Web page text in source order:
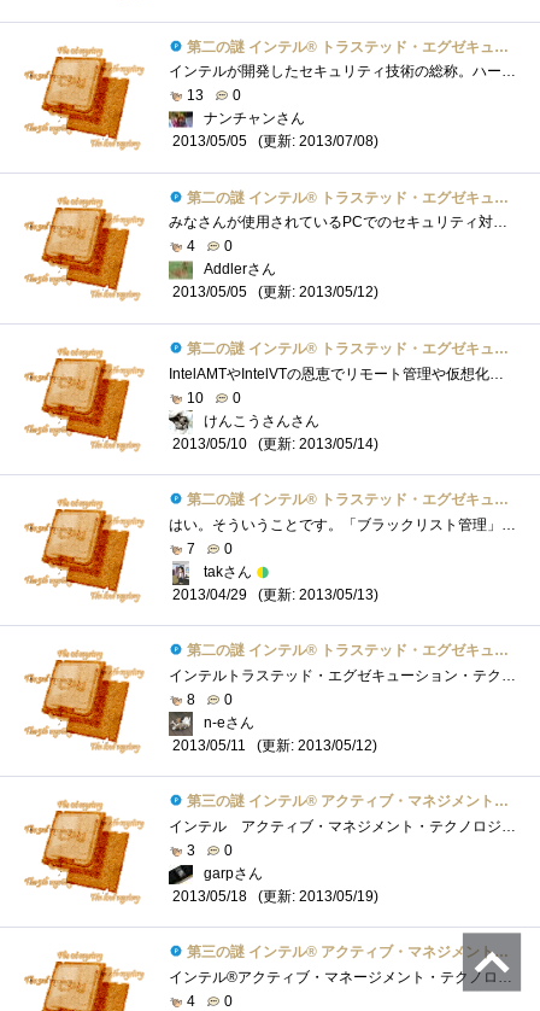
第二の謎 インテル® トラステッド・エグゼキューション・テクノロジーとは？
インテルが開発したセキュリティ技術の総称。ハードウエアに暗号化チップを搭載し、OSやアプリケーションとやり取りするデータを暗号化する。...
13
0
ナンチャンさん
2013/05/05
(更新: 2013/07/08)
第二の謎 インテル® トラステッド・エグゼキューション・テクノロジーとは？
みなさんが使用されているPCでのセキュリティ対策はどの様にされてますか？おそらくほとんどの方はなんらかのセキュリティ対策ソフトを使用さ...
4
0
Addlerさん
2013/05/05
(更新: 2013/05/12)
第二の謎 インテル® トラステッド・エグゼキューション・テクノロジーとは？
IntelAMTやIntelVTの恩恵でリモート管理や仮想化環境がお手軽かつ簡略化された分・・・セキュリティ面は手薄になりがちです。でも、大丈夫！セキ�...
10
0
けんこうさんさん
2013/05/10
(更新: 2013/05/14)
第二の謎 インテル® トラステッド・エグゼキューション・テクノロジーとは？
はい。そういうことです。「ブラックリスト管理」はいわゆるアンチウイルスやファイアウォールなどの「ソフトウェアベース」での防御策。ウ�...
7
0
takさん
2013/04/29
(更新: 2013/05/13)
第二の謎 インテル® トラステッド・エグゼキューション・テクノロジーとは？
インテルトラステッド・エグゼキューション・テクノロジー(IntelTXT)とは、ハードウェアベースでセキュリティ機能を強化する技術。起動環境を構�...
8
0
n-eさん
2013/05/11
(更新: 2013/05/12)
第三の謎 インテル® アクティブ・マネジメント・テクノロジーとは？
インテル アクティブ・マネジメント・テクノロジーは、インテルが開発した多数のクライアントマネジメントを効率的にこなす為の仕組みです�...
3
0
garpさん
2013/05/18
(更新: 2013/05/19)
第三の謎 インテル® アクティブ・マネジメント・テクノロジーとは？
インテル®アクティブ・マネージメント・テクノロジー※以下AMTと省略 アウトオブバンド・アクセスによりリモートで診断・修復を実行可能AMT�...
4
0